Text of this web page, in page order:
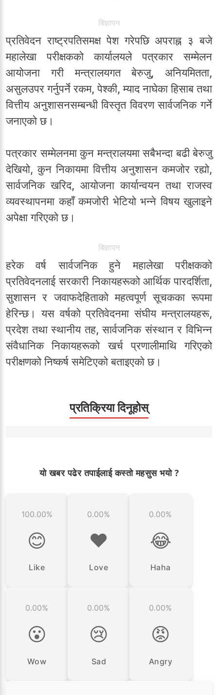
बिज्ञापन
प्रतिवेदन राष्ट्रपतिसमक्ष पेश गरेपछि अपराह्न ३ बजे
महालेखा परीक्षकको कार्यालयले पत्रकार सम्मेलन
आयोजना गरी मन्त्रालयगत बेरुजु, अनियमितता,
असुलउपर गर्नुपर्ने रकम, पेश्की, म्याद नाघेका हिसाब तथा
वित्तीय अनुशासनसम्बन्धी विस्तृत विवरण सार्वजनिक गर्ने
जनाएको छ।
पत्रकार सम्मेलनमा कुन मन्त्रालयमा सबैभन्दा बढी बेरुजु
देखियो, कुन निकायमा वित्तीय अनुशासन कमजोर रह्यो,
सार्वजनिक खरिद, आयोजना कार्यान्वयन तथा राजस्व
व्यवस्थापनमा कहाँ कमजोरी भेटियो भन्ने विषय खुलाइने
अपेक्षा गरिएको छ।
बिज्ञापन
हरेक वर्ष सार्वजनिक हुने महालेखा परीक्षकको
प्रतिवेदनलाई सरकारी निकायहरूको आर्थिक पारदर्शिता,
सुशासन र जवाफदेहिताको महत्वपूर्ण सूचकका रूपमा
हेरिन्छ। यस वर्षको प्रतिवेदनमा संघीय मन्त्रालयहरू,
प्रदेश तथा स्थानीय तह, सार्वजनिक संस्थान र विभिन्न
संवैधानिक निकायहरूको खर्च प्रणालीमाथि गरिएको
परीक्षणको निष्कर्ष समेटिएको बताइएको छ।
प्रतिक्रिया दिनूहोस्
यो खबर पढेर तपाईलाई कस्तो महसुस भयो ?
100.00%
😊
Like
0.00%
❤️
Love
0.00%
😂
Haha
0.00%
😮
Wow
0.00%
😢
Sad
0.00%
😡
Angry